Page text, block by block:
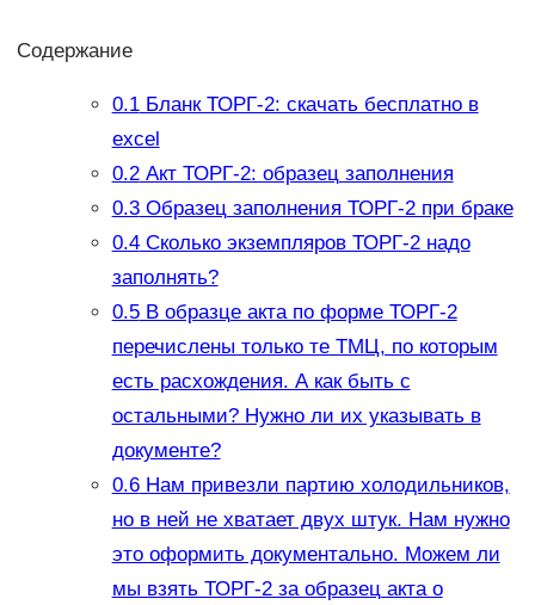
Содержание
0.1Бланк ТОРГ-2: скачать бесплатно в
excel
0.2Акт ТОРГ-2: образец заполнения
0.3Образец заполнения ТОРГ-2 при браке
0.4Сколько экземпляров ТОРГ-2 надо
заполнять?
0.5В образце акта по форме ТОРГ-2
перечислены только те ТМЦ, по которым
есть расхождения. А как быть с
остальными? Нужно ли их указывать в
документе?
0.6Нам привезли партию холодильников,
но в ней не хватает двух штук. Нам нужно
это оформить документально. Можем ли
мы взять ТОРГ-2 за образец акта о